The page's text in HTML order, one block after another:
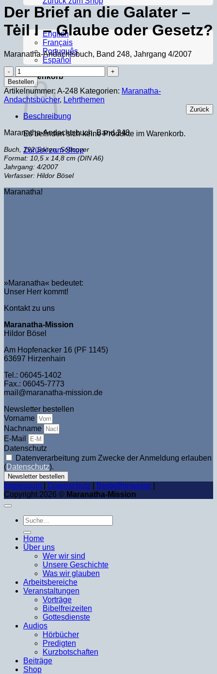
English
Français
Português
Español
Warenkorb
Es befinden sich keine Produkte im Warenkorb.
Zurück zum Shop
Der Brief an die Galater –
Teil I – Glaube oder Gesetz?
Maranatha-Andachtsbuch, Band 248, Jahrgang 4/2007
Der
Brief
an
die
Galater
–
Teil
I
Glaube
oder
Gesetz?
Menge
Bestellen
Artikelnummer: A-248 Kategorien: Maranatha-
Andachtsbücher, Lehrthemen
Zurück
Beschreibung
Maranatha-Andachtsbuch, Band 248
Buch, 192 Seiten, Softcover
Format: 10,5 x 14,8 cm (DIN A6)
Jahrgang: 4/2007
Verfasser: Hildor Bösel
Maranatha!
»Maranatha« bedeutet:
Unser Herr kommt!
Kontakt zu uns
Maranatha-Mission
Hildor Bösel
Am Hopfenacker 16 (PF 1145)
63697 Hirzenhain
Tel.: 06045-1402
Fax.: 06045-7773
mail@maranatha-mission.de
Newsletter bestellen
Vorname
Nachname
E-Mail
Datenschutz
Datenverarbeitung zum Zwecke der Anmeldung erlauben
(Datenschutz).
Newsletter bestellen
Impressum Datenschutz Bestellhinweise
Copyright 2026 © Maranatha-Mission
Suche
nach:
Home
Über uns
Wer wir sind
Unsere Geschichte
Was wir glauben
Arbeitsbereiche
Veranstaltungen
Vorträge
Bibelfreizeiten
Gottesdienste
Audios
Hörbücher
Predigten
Kurzbotschaften
Beiträge
Shop